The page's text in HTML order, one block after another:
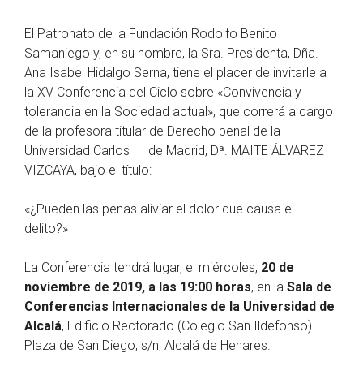
El Patronato de la Fundación Rodolfo Benito
Samaniego y, en su nombre, la Sra. Presidenta, Dña.
Ana Isabel Hidalgo Serna, tiene el placer de invitarle a
la XV Conferencia del Ciclo sobre «Convivencia y
tolerancia en la Sociedad actual», que correrá a cargo
de la profesora titular de Derecho penal de la
Universidad Carlos III de Madrid, Dª. MAITE ÁLVAREZ
VIZCAYA, bajo el título:
«¿Pueden las penas aliviar el dolor que causa el
delito?»
La Conferencia tendrá lugar, el miércoles, 20 de
noviembre de 2019, a las 19:00 horas, en la Sala de
Conferencias Internacionales de la Universidad de
Alcalá, Edificio Rectorado (Colegio San Ildefonso).
Plaza de San Diego, s/n, Alcalá de Henares.